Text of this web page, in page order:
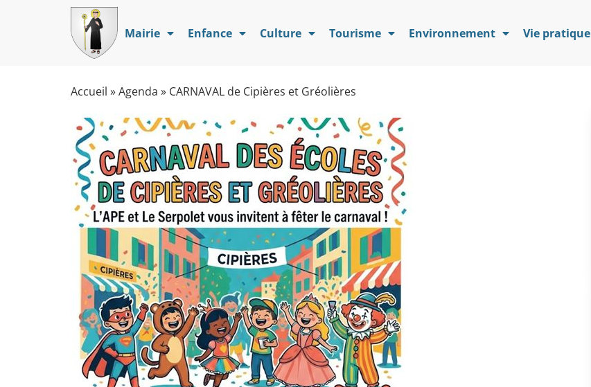
Mairie Enfance Culture Tourisme Environnement Vie pratique
Accueil »Agenda » CARNAVAL de Cipières et Gréolières